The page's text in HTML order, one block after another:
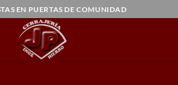
EN PUERTAS DE COMUNIDAD